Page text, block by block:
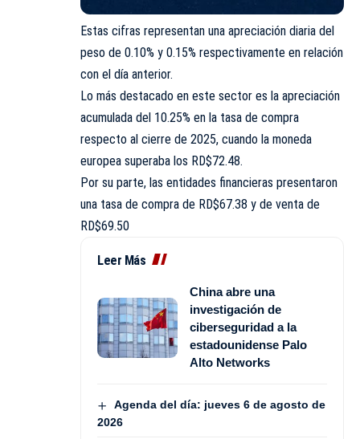
Estas cifras representan una apreciación diaria del
peso de 0.10% y 0.15% respectivamente en relación
con el día anterior.
Lo más destacado en este sector es la apreciación
acumulada del 10.25% en la tasa de compra
respecto al cierre de 2025, cuando la moneda
europea superaba los RD$72.48.
Por su parte, las entidades financieras presentaron
una tasa de compra de RD$67.38 y de venta de
RD$69.50
Leer Más
China abre una
investigación de
ciberseguridad a la
estadounidense Palo
Alto Networks
Agenda del día: jueves 6 de agosto de
2026